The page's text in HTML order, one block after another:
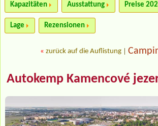
Kapazitäten Ausstattung Preise
Lage Rezensionen
« zurück auf die Auflistung
Autokemp Kamencové